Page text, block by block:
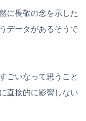
に畏敬の念を示した
データがあるそうで
ごいなって思うこと
直接的に影響しない